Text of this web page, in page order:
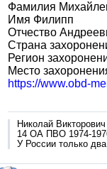
Фамилия
Имя Филипп
Отчество
Страна
Регион
Место
https://www.obd-
Николай Викторович
14 ОА ПВО 1974-
У России только